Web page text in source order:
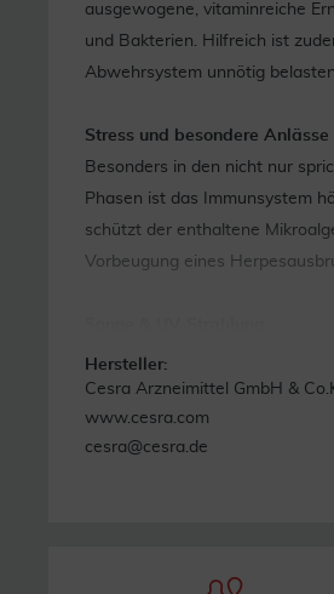
ausgewogene, vitaminreiche
und Bakterien. Hilfreich ist
Abwehrsystem unnötig
Stress und besondere Anlässe
Besonders in den nicht nur
Phasen ist das Immunsystem
schützt der enthaltene
Vorbeugung eines
Intensive UV-Strahlung gehört
Lippencreme HS
sollte deshalb in der
ein geschwächtes
Hersteller:
Cesra Arzneimittel GmbH &
www.cesra.com
cesra@cesra.de